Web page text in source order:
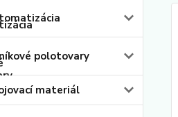
polotovary
materiál